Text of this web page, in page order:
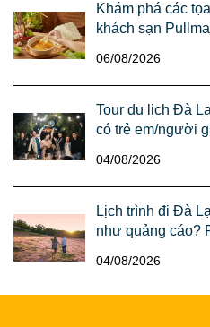
Khám phá các
khách sạn
06/08/2026
Tour du lịch Đà
có trẻ em/người
04/08/2026
Lịch trình đi Đà
như quảng cáo?
04/08/2026